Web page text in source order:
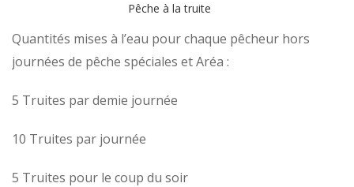
Pêche à la truite
Quantités mises à l’eau pour chaque pêcheur hors
journées de pêche spéciales et Aréa :
5 Truites par demie journée
10 Truites par journée
5 Truites pour le coup du soir